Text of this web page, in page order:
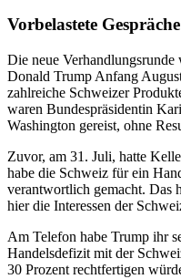
Vorbelastete Gespräche
Die neue
Donald Trump Anfang
zahlreiche Schweizer
waren Bundespräsidentin
Washington gereist, ohne
Zuvor, am 31. Juli, hatte
habe die Schweiz für ein
verantwortlich gemacht. Das
hier die Interessen der
Am Telefon habe Trump ihr
Handelsdefizit mit der
30 Prozent rechtfertigen